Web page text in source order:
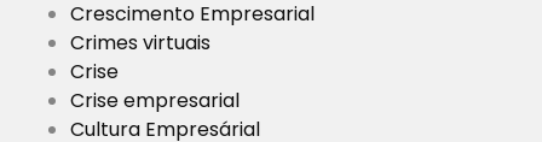
Crescimento Empresarial
Crimes virtuais
Crise
Crise empresarial
Cultura Empresárial